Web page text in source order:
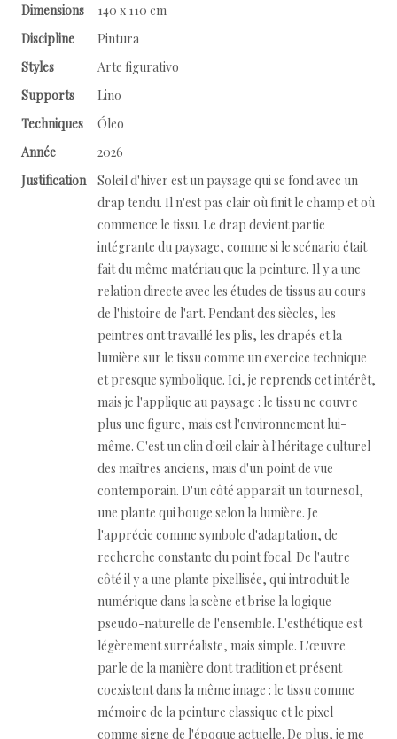
Dimensions
140 x 110 cm
Discipline
Pintura
Styles
Arte figurativo
Supports
Lino
Techniques
Óleo
Année
2026
Justification
Soleil d'hiver est un paysage qui se fond avec un
drap tendu. Il n'est pas clair où finit le champ et où
commence le tissu. Le drap devient partie
intégrante du paysage, comme si le scénario était
fait du même matériau que la peinture. Il y a une
relation directe avec les études de tissus au cours
de l'histoire de l'art. Pendant des siècles, les
peintres ont travaillé les plis, les drapés et la
lumière sur le tissu comme un exercice technique
et presque symbolique. Ici, je reprends cet intérêt,
mais je l'applique au paysage : le tissu ne couvre
plus une figure, mais est l'environnement lui-
même. C'est un clin d'œil clair à l'héritage culturel
des maîtres anciens, mais d'un point de vue
contemporain. D'un côté apparaît un tournesol,
une plante qui bouge selon la lumière. Je
l'apprécie comme symbole d'adaptation, de
recherche constante du point focal. De l'autre
côté il y a une plante pixellisée, qui introduit le
numérique dans la scène et brise la logique
pseudo-naturelle de l'ensemble. L'esthétique est
légèrement surréaliste, mais simple. L'œuvre
parle de la manière dont tradition et présent
coexistent dans la même image : le tissu comme
mémoire de la peinture classique et le pixel
comme signe de l'époque actuelle. De plus, je me